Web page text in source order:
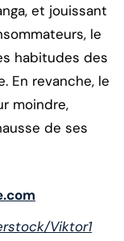
et jouissant
le
habitudes des
En revanche, le
moindre,
de ses
Viktor1